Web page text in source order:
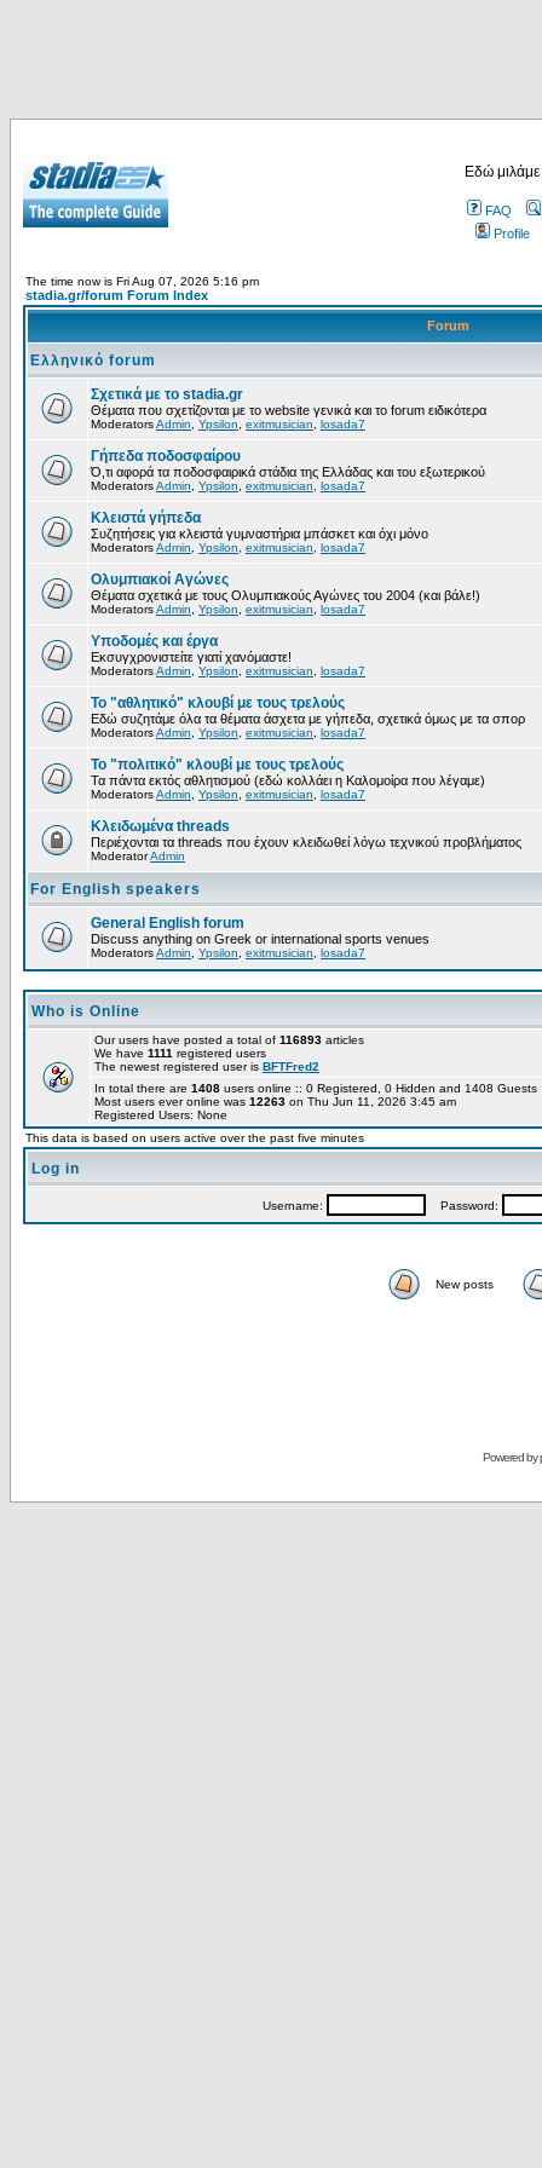
Εδώ
FAQ
Profile
The time now is Fri Aug 07, 2026 5:16 pm
stadia.gr/forum Forum Index
Forum
Ελληνικό forum
Σχετικά με το stadia.gr
Θέματα που σχετίζονται με το website γενικά και το forum ειδικότερα
ModeratorsAdmin Ypsilon exitmusician losada7
Γήπεδα ποδοσφαίρου
Ό,τι αφορά τα ποδοσφαιρικά στάδια της Ελλάδας και του εξωτερικού
ModeratorsAdmin Ypsilon exitmusician losada7
Κλειστά γήπεδα
Συζητήσεις για κλειστά γυμναστήρια μπάσκετ και όχι μόνο
ModeratorsAdmin Ypsilon exitmusician losada7
Ολυμπιακοί Αγώνες
Θέματα σχετικά με τους Ολυμπιακούς Αγώνες του 2004 (και βάλε!)
ModeratorsAdmin Ypsilon exitmusician losada7
Υποδομές και έργα
Εκσυγχρονιστείτε γιατί χανόμαστε!
ModeratorsAdmin Ypsilon exitmusician losada7
Το "αθλητικό" κλουβί με τους τρελούς
Εδώ συζητάμε όλα τα θέματα άσχετα με γήπεδα, σχετικά όμως με τα σπορ
ModeratorsAdmin Ypsilon exitmusician losada7
Το "πολιτικό" κλουβί με τους τρελούς
Τα πάντα εκτός αθλητισμού (εδώ κολλάει η Καλομοίρα που λέγαμε)
ModeratorsAdmin Ypsilon exitmusician losada7
Κλειδωμένα threads
Περιέχονται τα threads που έχουν κλειδωθεί λόγω τεχνικού προβλήματος
ModeratorAdmin
For English speakers
General English forum
Discuss anything on Greek or international sports venues
ModeratorsAdmin Ypsilon exitmusician losada7
Who is Online
Our users have posted a total of 116893 articles
We have 1111 registered users
The newest registered user is BFTFred2
In total there are 1408 users online :: 0 Registered, 0 Hidden and 1408
Most users ever online was 12263 on Thu Jun 11, 2026 3:45 am
Registered Users: None
This data is based on users active over the past five minutes
Log in
Username: Password:
New posts
Powered by